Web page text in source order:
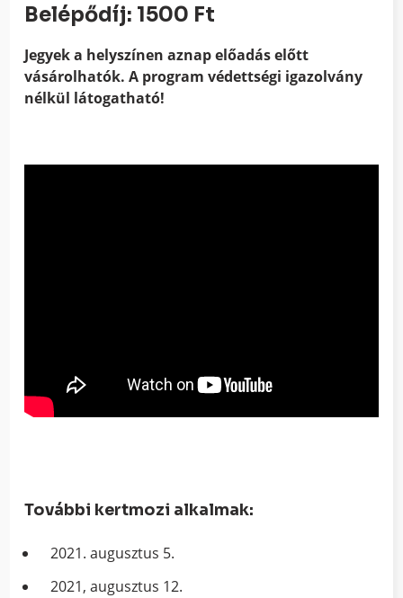
Belépődíj: 1500 Ft
Jegyek a helyszínen aznap előadás előtt
vásárolhatók.A program védettségi igazolvány
nélkül látogatható!
További kertmozi alkalmak:
2021. augusztus 5.
2021, augusztus 12.